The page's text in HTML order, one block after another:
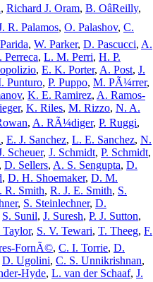
, Richard J. Oram, B. OâReilly,
R. Palamos, O. Palashov, C.
, W. Parker, D. Pascucci, A.
Perreca, L. M. Perri, H. P.
, E. K. Porter, A. Post, J.
Punturo, P. Puppo, M. PÃ¼rrer,
, K. E. Ramirez, A. Ramos-
, K. Riles, M. Rizzo, N. A.
, A. RÃ¼diger, P. Ruggi,
, E. J. Sanchez, L. E. Sanchez, N.
Scheuer, J. Schmidt, P. Schmidt,
, D. Sellers, A. S. Sengupta, D.
, D. H. Shoemaker, D. M.
R. Smith, R. J. E. Smith, S.
, S. Steinlechner, D.
S. Sunil, J. Suresh, P. J. Sutton,
Taylor, S. V. Tewari, T. Theeg, F.
FornÃ©, C. I. Torrie, D.
D. Ugolini, C. S. Unnikrishnan,
Hyde, L. van der Schaaf, J.